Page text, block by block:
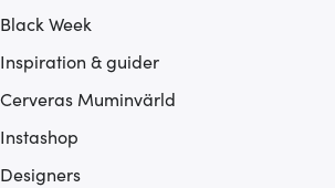
Black Week
Inspiration & guider
Cerveras Muminvärld
Instashop
Designers